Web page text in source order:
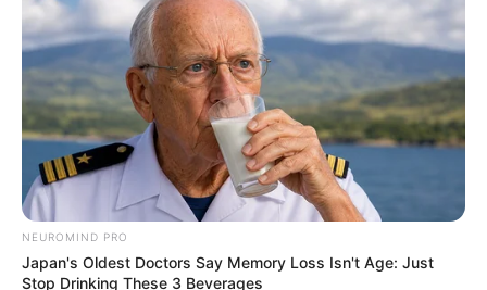
NEUROMIND PRO
Japan's Oldest Doctors Say Memory Loss Isn't Age: Just
Stop Drinking These 3 Beverages